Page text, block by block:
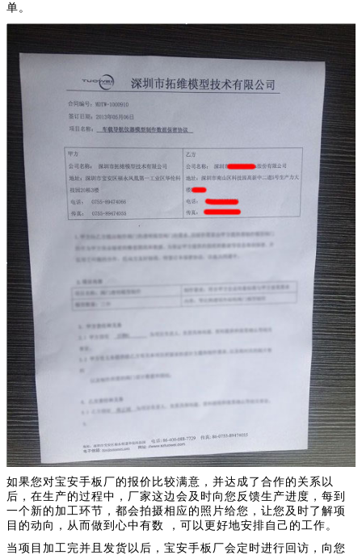
单。
如果您对宝安手板厂的报价比较满意，并达成了合作的关系以
后，在生产的过程中，厂家这边会及时向您反馈生产进度，每到
一个新的加工环节，都会拍摄相应的照片给您，让您及时了解项
目的动向，从而做到心中有数 ，可以更好地安排自己的工作。
当项目加工完并且发货以后，宝安手板厂会定时进行回访，向您